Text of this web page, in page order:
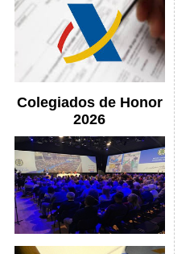
Colegiados de Honor
2026